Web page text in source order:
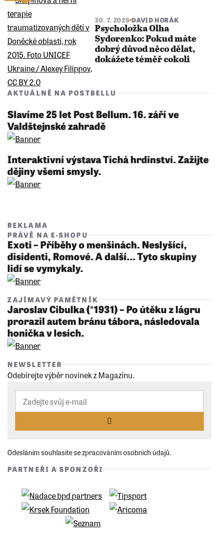
30. 7. 2026 DAVID HORÁK
Psycholožka Olha
Sydorenko: Pokud máte
dobrý důvod něco dělat,
dokážete téměř cokoli
AKTUÁLNĚ NA POSTBELLU
Slavíme 25 let Post Bellum. 16. září ve
Valdštejnské zahradě
Interaktivní výstava Tichá hrdinství. Zažijte
dějiny všemi smysly.
REKLAMA
PRÁVĚ NA E-SHOPU
Exoti – Příběhy o menšinách. Neslyšící,
disidenti, Romové. A další… Tyto skupiny
lidí se vymykaly.
ZAJÍMAVÝ PAMĚTNÍK
Jaroslav Cibulka (*1931) – Po útěku z lágru
prorazil autem bránu tábora, následovala
honička v lesích.
NEWSLETTER
Odebírejte výběr novinek z Magazínu.
Odesláním souhlasíte se zpracováním osobních údajů.
PARTNEŘI A SPONZOŘI